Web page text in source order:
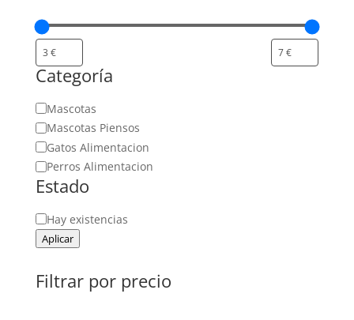
Categoría
Categoría
Mascotas
Mascotas Piensos
Gatos Alimentacion
Perros Alimentacion
Estado
Estado
Hay existencias
Aplicar
Filtrar por precio